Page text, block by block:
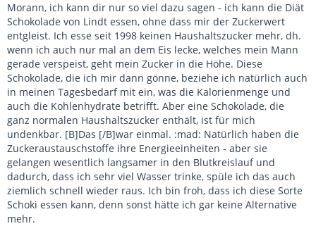
Morann, ich kann dir nur so viel dazu sagen - ich kann die Diät
Schokolade von Lindt essen, ohne dass mir der Zuckerwert
entgleist. Ich esse seit 1998 keinen Haushaltszucker mehr, dh.
wenn ich auch nur mal an dem Eis lecke, welches mein Mann
gerade verspeist, geht mein Zucker in die Höhe. Diese
Schokolade, die ich mir dann gönne, beziehe ich natürlich auch
in meinen Tagesbedarf mit ein, was die Kalorienmenge und
auch die Kohlenhydrate betrifft. Aber eine Schokolade, die
ganz normalen Haushaltszucker enthält, ist für mich
undenkbar. [B]Das [/B]war einmal. :mad: Natürlich haben die
Zuckeraustauschstoffe ihre Energieeinheiten - aber sie
gelangen wesentlich langsamer in den Blutkreislauf und
dadurch, dass ich sehr viel Wasser trinke, spüle ich das auch
ziemlich schnell wieder raus. Ich bin froh, dass ich diese Sorte
Schoki essen kann, denn sonst hätte ich gar keine Alternative
mehr.